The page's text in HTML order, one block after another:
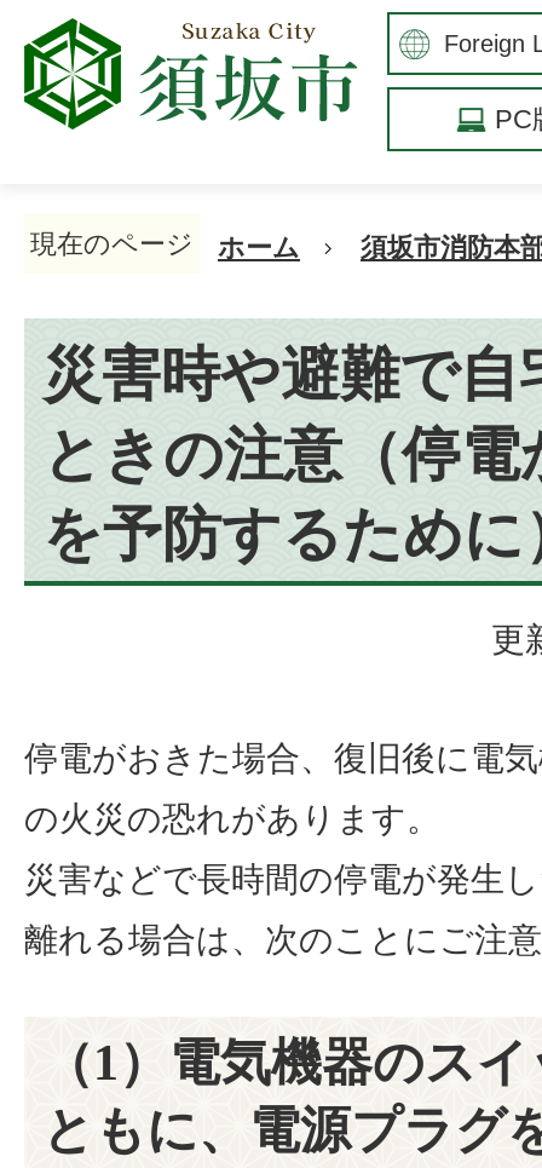
PC
現在のページ ホーム 須坂市消防本
災害時や避難で自
ときの注意（停
を予防するために
更
停電がおきた場合、復旧後に電
の火災の恐れがあります。
災害などで長時間の停電が発生
離れる場合は、次のことにご注
（1）電気機器のス
ともに、電源プラグ